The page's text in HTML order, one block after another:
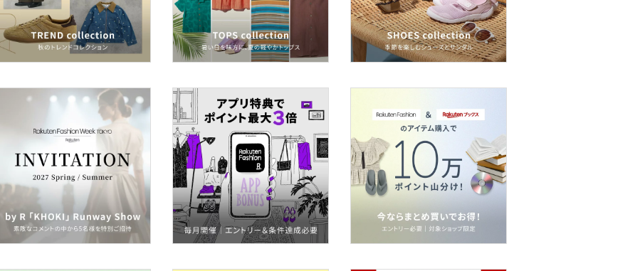
おしゃれで歩きやすい。次に欲しいのはスニーカ
ーローファー